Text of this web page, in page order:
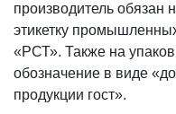
производитель обязан
этикетку
«РСТ». Также на
обозначение в виде
продукции гост».